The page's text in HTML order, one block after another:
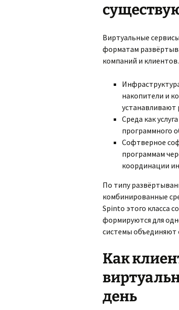
Виртуальные
форматам
компаний и клиентов.
накопители и
Среда как
программного
Софтверное
программам
координации
По типу
комбинированные
Spinto этого класса
формируются для
системы объединяют
Как
день